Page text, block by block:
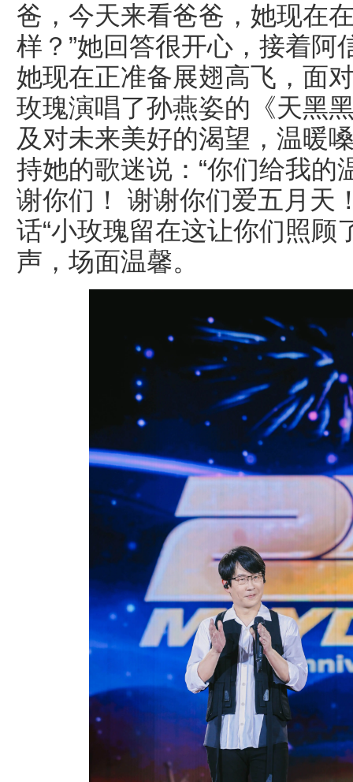
爸，今天来看爸爸，她现在
样？”她回答很开心，接着阿
她现在正准备展翅高飞，面
玫瑰演唱了孙燕姿的《天黑
及对未来美好的渴望，温暖
持她的歌迷说：“你们给我的
谢你们！ 谢谢你们爱五月天
话“小玫瑰留在这让你们照顾
声，场面温馨。